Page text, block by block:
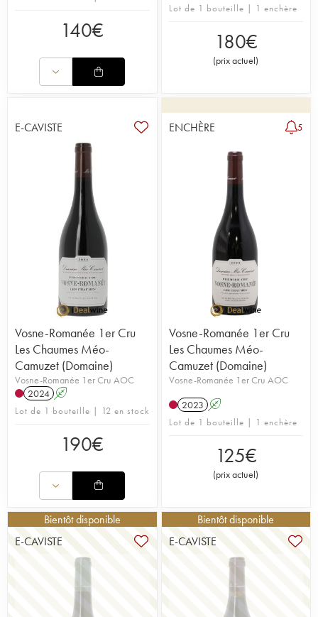
140€
Lot de 1 bouteille | 1 enchère
180€
(prix actuel)
E-CAVISTE
Vosne-Romanée 1er Cru
Les Chaumes Méo-
Camuzet (Domaine)
Vosne-Romanée 1er Cru AOC
2024 A
Lot de 1 bouteille | 12 en stock
190€
ENCHÈRE 5
Vosne-Romanée 1er Cru
Les Chaumes Méo-
Camuzet (Domaine)
Vosne-Romanée 1er Cru AOC
2023 A
Lot de 1 bouteille | 1 enchère
125€
(prix actuel)
Bientôt disponible
E-CAVISTE
Bientôt disponible
E-CAVISTE